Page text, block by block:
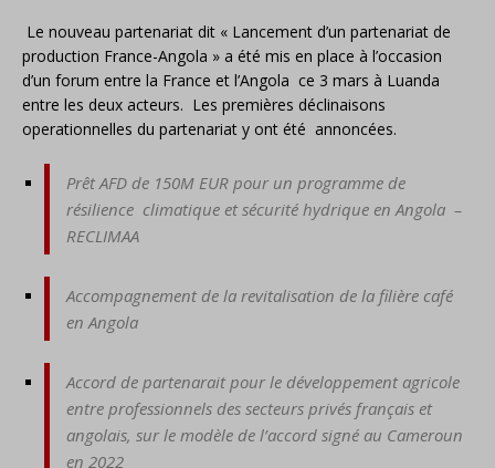
Le nouveau partenariat dit « Lancement d’un partenariat de
production France-Angola » a été mis en place à l’occasion
d’un forum entre la France et l’Angola ce 3 mars à Luanda
entre les deux acteurs. Les premières déclinaisons
operationnelles du partenariat y ont été annoncées.
Prêt AFD de 150M EUR pour un programme de
résilience climatique et sécurité hydrique en Angola –
RECLIMAA
Accompagnement de la revitalisation de la filière café
en Angola
Accord de partenarait pour le développement agricole
entre professionnels des secteurs privés français et
angolais, sur le modèle de l’accord signé au Cameroun
en 2022